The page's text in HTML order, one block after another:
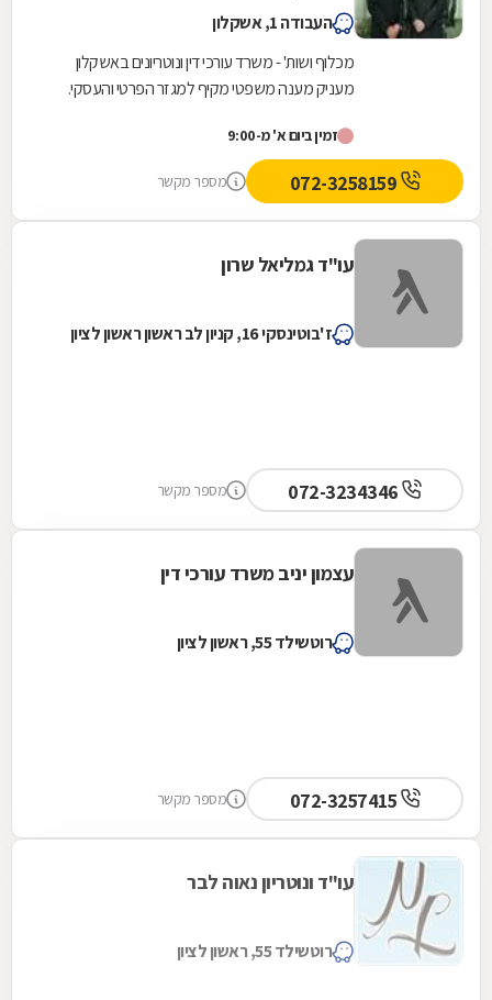
העבודה 1, אשקלון
מכלוף ושות' - משרד עורכי דין ונוטריונים באשקלון
מעניק מענה משפטי מקיף למגזר הפרטי והעסקי.
עם...זמין ביום א' מ-9:00
מספר מקשר
עו"ד גמליאל שרון
ז'בוטינסקי 16, קניון לב ראשון ראשון לציון
מספר מקשר
עצמון יניב משרד עורכי דין
רוטשילד 55, ראשון לציון
מספר מקשר
עו"ד ונוטריון נאוה לבר
רוטשילד 55, ראשון לציון